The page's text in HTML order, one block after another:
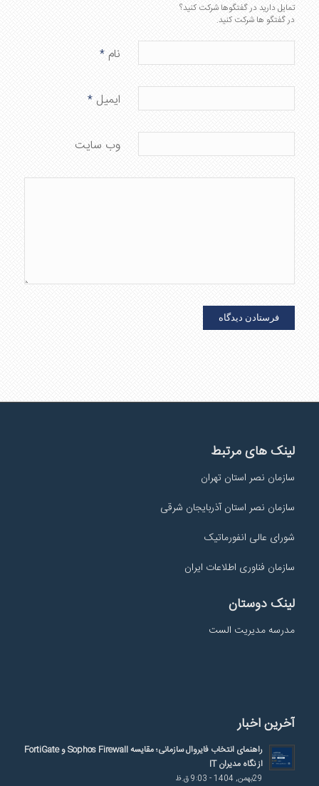
تمایل دارید در گفتگوها شرکت کنید؟
در گفتگو ها شرکت کنید.
نام *
ایمیل *
وب‌ سایت
لینک های مرتبط
سازمان نصر استان تهران
سازمان نصر استان آذربایجان شرقی
شورای عالی انفورماتیک
سازمان فناوری اطلاعات ایران
لینک دوستان
مدرسه مدیریت الست
آخرین اخبار
راهنمای انتخاب فایروال سازمانی؛ مقایسه Sophos Firewall و FortiGate
از نگاه مدیران IT
29بهمن, 1404 - 9:03 ق.ظ